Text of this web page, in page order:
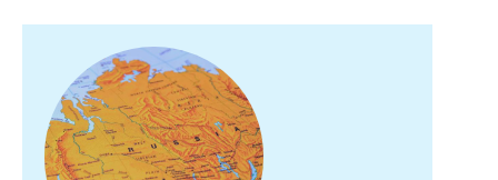
principale